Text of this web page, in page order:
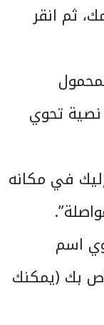
ثم انقر
تحوي
في مكانه
اسم
بك (يمكنك